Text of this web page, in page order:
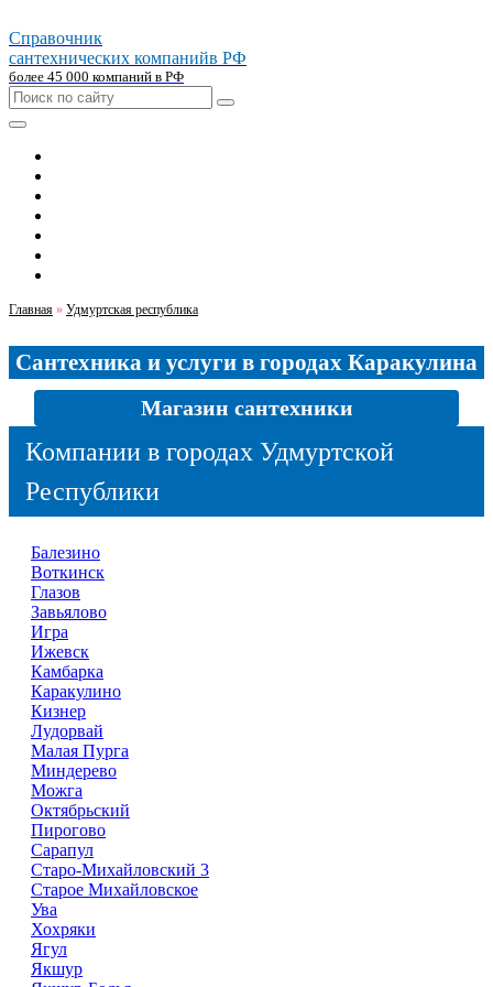
Справочник
сантехнических компанийв РФ
более 45 000 компаний в РФ
Главная » Удмуртская республика
Сантехника и услуги в городах Каракулина
Магазин сантехники
Компании в городах Удмуртской
Республики
Балезино
Воткинск
Глазов
Завьялово
Игра
Ижевск
Камбарка
Каракулино
Кизнер
Лудорвай
Малая Пурга
Миндерево
Можга
Октябрьский
Пирогово
Сарапул
Старо-Михайловский 3
Старое Михайловское
Ува
Хохряки
Ягул
Якшур